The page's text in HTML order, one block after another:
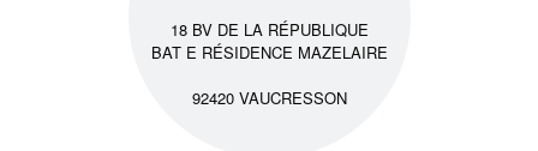
18 BV DE LA RÉPUBLIQUE
BAT E RÉSIDENCE MAZELAIRE
92420 VAUCRESSON